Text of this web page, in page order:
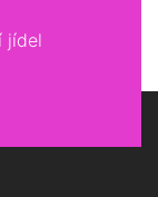
jídel